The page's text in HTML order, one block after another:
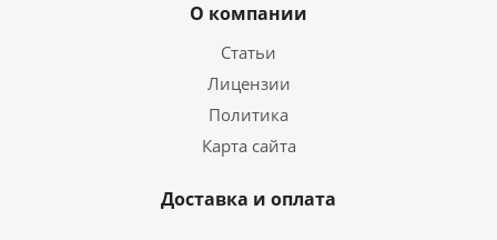
О компании
Статьи
Лицензии
Политика
Карта сайта
Доставка и оплата